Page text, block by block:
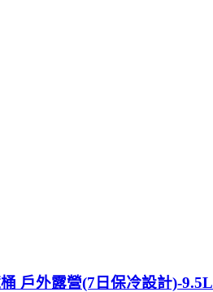
戶外露營(7日保冷設計)-9.5L